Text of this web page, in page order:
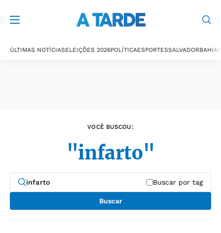
ÚLTIMAS NOTÍCIASELEIÇÕES 2026POLÍTICAESPORTESSALVADORBAHIA
VOCÊ BUSCOU:
"infarto"
Buscar por tag
Buscar